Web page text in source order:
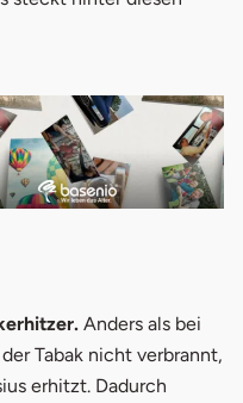
Anders als bei
Tabak nicht verbrannt,
erhitzt. Dadurch